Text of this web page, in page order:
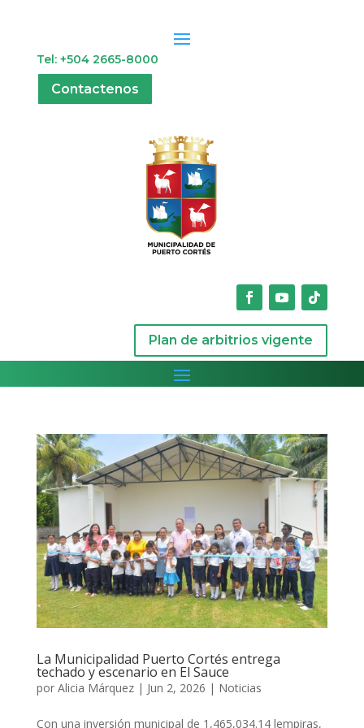
Tel: +504 2665-8000
Contactenos
Plan de arbitrios vigente
La Municipalidad Puerto Cortés entrega
techado y escenario en El Sauce
por Alicia Márquez| Jun 2, 2026 | Noticias
Con una inversión municipal de 1,465,034.14 lempiras,